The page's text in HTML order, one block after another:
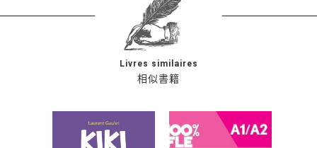
相似書籍
Livres similaires